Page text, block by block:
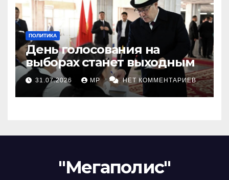
ПОЛИТИКА
День голосования на
выборах станет выходным
31.07.2026 MP НЕТ КОММЕНТАРИЕВ
"Мегаполис"